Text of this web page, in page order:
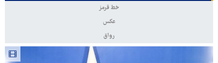
خط قرمز
عکس
رواق